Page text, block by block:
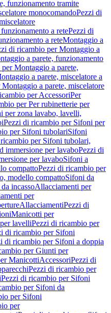
funzionamento tramite
monocomandoPezzi di
a retePezzi di
a reteMontaggio a
di ricambio per Montaggio a
a parete, funzionamento
Montaggio a parete,
a parete, miscelatore a
a parete, miscelatore
per AccessoriPer
per Per rubinetterie per
per zona lavabo, lavelli,
Pezzi di ricambio per Sifoni per
per Sifoni tubolariSifoni
per Sifoni tubolari,
immersione per lavaboPezzi di
per lavaboSifoni a
compattoPezzi di ricambio per
modello compattoSifoni da
incassoAllacciamenti per
per
AllacciamentiPezzi di
Manicotti per
lavelliPezzi di ricambio per
di ricambio per Sifoni
di ricambio per Sifoni a doppia
per Giunti per
ManicottiAccessoriPezzi di
Pezzi di ricambio per
Pezzi di ricambio per Sifoni
per Sifoni da
per Sifoni
per